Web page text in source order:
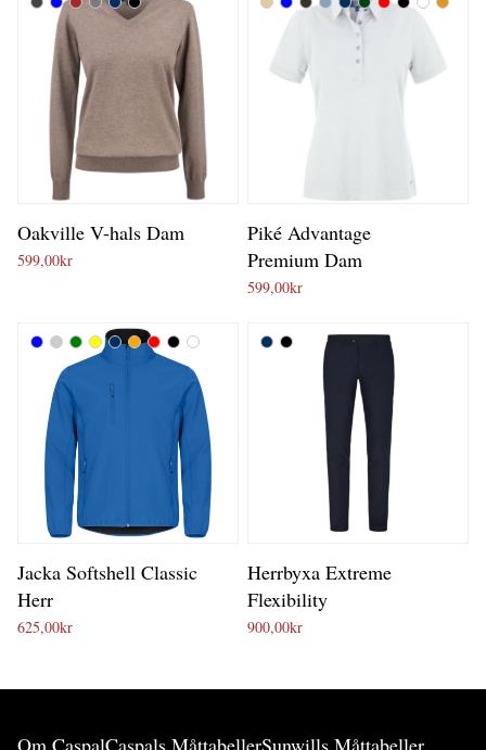
Oakville V-hals Dam
599,00kr
Piké Advantage
Premium Dam
599,00kr
Jacka Softshell Classic
Herr
625,00kr
Herrbyxa Extreme
Flexibility
900,00kr
Om CaspalCaspals MåttabellerSunwills Måttabeller